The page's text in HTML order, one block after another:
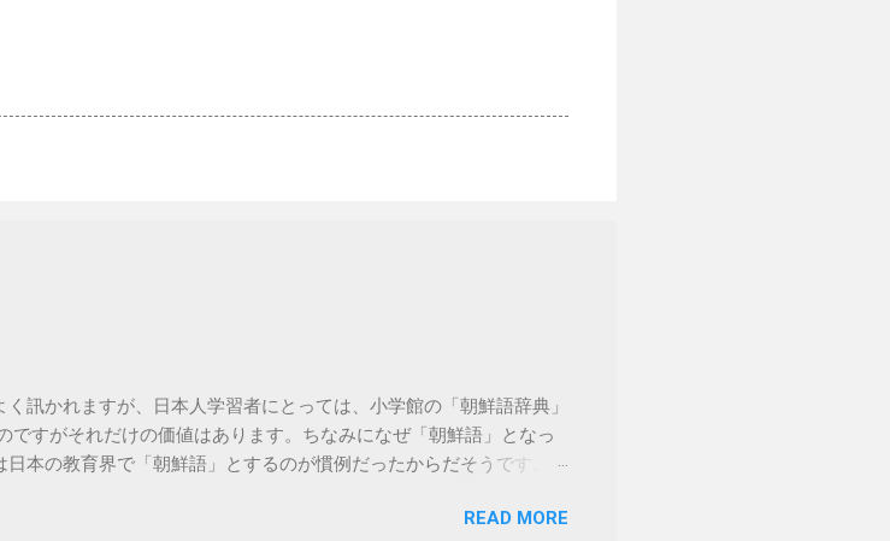
訊かれますが、日本人学習者にとっては、小学館の「朝鮮語辞典」
ですがそれだけの価値はあります。ちなみになぜ「朝鮮語」となっ
本の教育界で「朝鮮語」とするのが慣例だったからだそうです。も
ら出ています。 必要以上の高機能・辞書数でこちらも値段が高めで
READ MORE